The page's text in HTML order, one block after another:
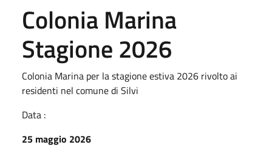
Colonia Marina
Stagione 2026
Colonia Marina per la stagione estiva 2026 rivolto ai
residenti nel comune di Silvi
Data :
25 maggio 2026